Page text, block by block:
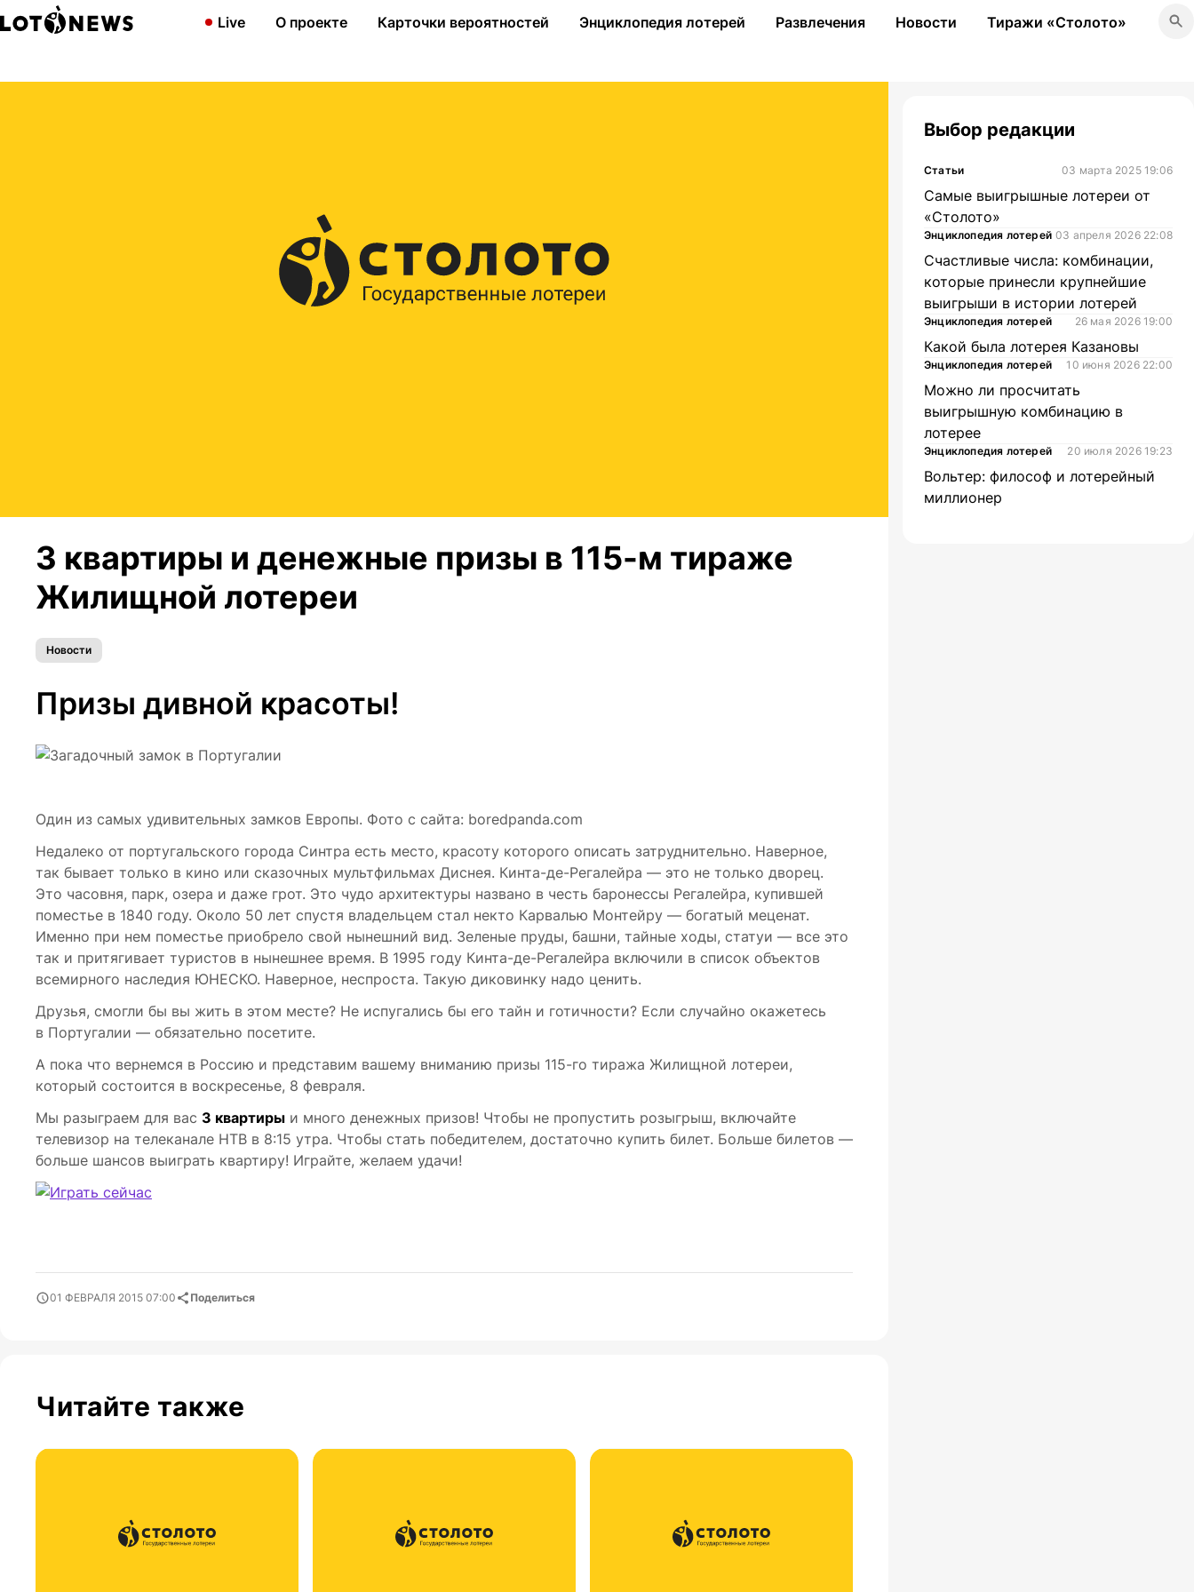
Live О проекте Карточки вероятностей Энциклопедия лотерей Развлечения Новости Тиражи «Столото»
3 квартиры и денежные призы в 115-м тираже
Жилищной лотереи
Новости
Призы дивной красоты!
Один из самых удивительных замков Европы. Фото с сайта: boredpanda.com
Недалеко от португальского города Синтра есть место, красоту которого описать затруднительно. Наверное,
так бывает только в кино или сказочных мультфильмах Диснея. Кинта-де-Регалейра — это не только дворец.
Это часовня, парк, озера и даже грот. Это чудо архитектуры названо в честь баронессы Регалейра, купившей
поместье в 1840 году. Около 50 лет спустя владельцем стал некто Карвалью Монтейру — богатый меценат.
Именно при нем поместье приобрело свой нынешний вид. Зеленые пруды, башни, тайные ходы, статуи — все это
так и притягивает туристов в нынешнее время. В 1995 году Кинта-де-Регалейра включили в список объектов
всемирного наследия ЮНЕСКО. Наверное, неспроста. Такую диковинку надо ценить.
Друзья, смогли бы вы жить в этом месте? Не испугались бы его тайн и готичности? Если случайно окажетесь
в Португалии — обязательно посетите.
А пока что вернемся в Россию и представим вашему вниманию призы 115-го тиража Жилищной лотереи,
который состоится в воскресенье, 8 февраля.
Мы разыграем для вас 3 квартиры и много денежных призов! Чтобы не пропустить розыгрыш, включайте
телевизор на телеканале НТВ в 8:15 утра. Чтобы стать победителем, достаточно купить билет. Больше билетов —
больше шансов выиграть квартиру! Играйте, желаем удачи!
01 ФЕВРАЛЯ 2015 07:00 Поделиться
Читайте также
Выбор редакции
Статьи 03 марта 2025 19:06
Самые выигрышные лотереи от
«Столото»
Энциклопедия лотерей 03 апреля 2026 22:08
Счастливые числа: комбинации,
которые принесли крупнейшие
выигрыши в истории лотерей
Энциклопедия лотерей 26 мая 2026 19:00
Какой была лотерея Казановы
Энциклопедия лотерей 10 июня 2026 22:00
Можно ли просчитать
выигрышную комбинацию в
лотерее
Энциклопедия лотерей 20 июля 2026 19:23
Вольтер: философ и лотерейный
миллионер